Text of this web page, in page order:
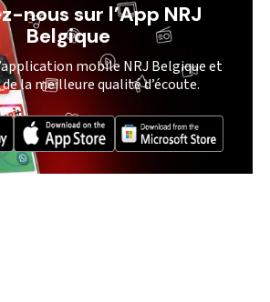
nous sur l’App NRJ
Belgique
mobile NRJ Belgique et
la meilleure qualité d’écoute.